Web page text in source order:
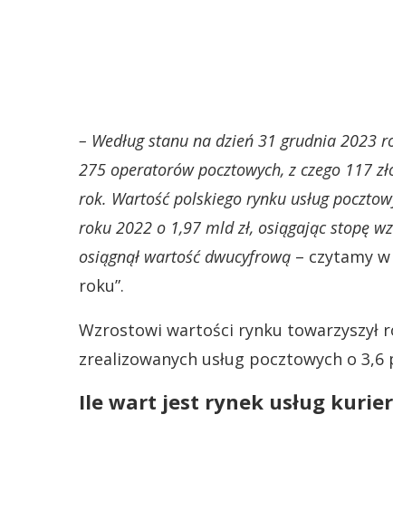
– Według stanu na dzień 31 grudnia 2023
275 operatorów pocztowych, z czego 117
rok. Wartość polskiego rynku usług
roku 2022 o 1,97 mld zł, osiągając stopę
osiągnął wartość dwucyfrową – czytamy
roku”.
Wzrostowi wartości rynku towarzyszył
zrealizowanych usług pocztowych o
Ile wart jest rynek usług